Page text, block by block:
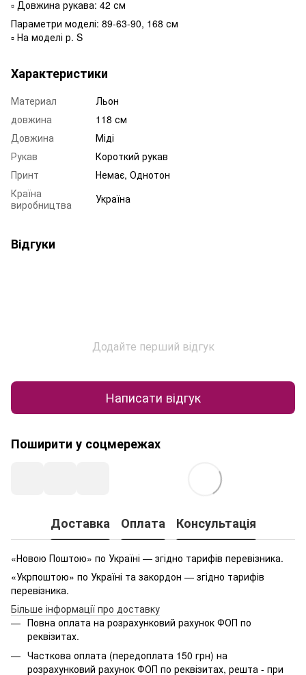
▫️ Довжина рукава: 42 см
Параметри моделі: 89-63-90, 168 см
▫️ На моделі р. S
Характеристики
Материал
Льон
довжина
118 см
Довжина
Міді
Рукав
Короткий рукав
Принт
Немає, Однотон
Країна
виробництва
Україна
Відгуки
Додайте перший відгук
Написати відгук
Поширити у соцмережах
Доставка Оплата Консультація
«Новою Поштою» по Україні — згідно тарифів перевізника.
«Укрпоштою» по Україні та закордон — згідно тарифів
перевізника.
Більше інформації про доставку
Повна оплата на розрахунковий рахунок ФОП по
реквізитах.
Часткова оплата (передоплата 150 грн) на
розрахунковий рахунок ФОП по реквізитах, решта - при